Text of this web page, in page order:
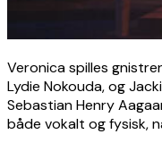
Veronica spilles
Lydie Nokouda, og
Sebastian Henry
både vokalt og fysisk,